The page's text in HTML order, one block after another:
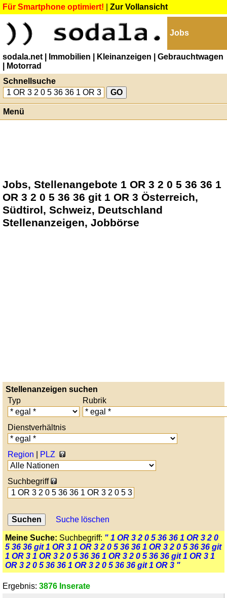
Für Smartphone optimiert! Zur Vollansicht
Jobs
sodala.net | Immobilien | Kleinanzeigen
| Gebrauchtwagen
| Motorrad
Schnellsuche
Menü
Jobs, Stellenangebote 1 OR 3 2 0 5 36 36 1
OR 3 2 0 5 36 36 git 1 OR 3 Österreich,
Südtirol, Schweiz, Deutschland
Stellenanzeigen, Jobbörse
Stellenanzeigen suchen
Typ
Rubrik
Dienstverhältnis
Region PLZ
Suchbegriff
Suche löschen
Meine Suche: Suchbegriff: " 1 OR 3 2 0 5 36 36 1 OR 3 2 0
5 36 36 git 1 OR 3 1 OR 3 2 0 5 36 36 1 OR 3 2 0 5 36 36 git
1 OR 3 1 OR 3 2 0 5 36 36 1 OR 3 2 0 5 36 36 git 1 OR 3 1
OR 3 2 0 5 36 36 1 OR 3 2 0 5 36 36 git 1 OR 3 "
Ergebnis: 3876 Inserate